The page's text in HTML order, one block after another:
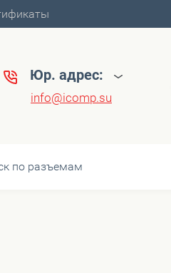
Юр. адрес:
info@icomp.su
по разъемам